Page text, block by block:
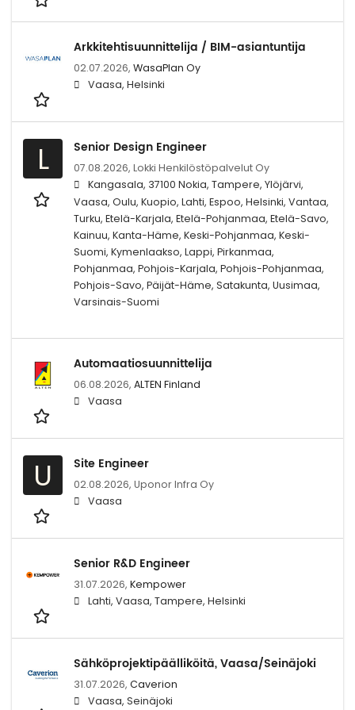
Arkkitehtisuunnittelija / BIM-asiantuntija
02.07.2026, WasaPlan Oy
Vaasa, Helsinki
L Senior Design Engineer
07.08.2026, Lokki Henkilöstöpalvelut Oy
Kangasala, 37100 Nokia, Tampere, Ylöjärvi,
Vaasa, Oulu, Kuopio, Lahti, Espoo, Helsinki, Vantaa,
Turku, Etelä-Karjala, Etelä-Pohjanmaa, Etelä-Savo,
Kainuu, Kanta-Häme, Keski-Pohjanmaa, Keski-
Suomi, Kymenlaakso, Lappi, Pirkanmaa,
Pohjanmaa, Pohjois-Karjala, Pohjois-Pohjanmaa,
Pohjois-Savo, Päijät-Häme, Satakunta, Uusimaa,
Varsinais-Suomi
Automaatiosuunnittelija
06.08.2026, ALTEN Finland
Vaasa
U Site Engineer
02.08.2026, Uponor Infra Oy
Vaasa
Senior R&D Engineer
31.07.2026, Kempower
Lahti, Vaasa, Tampere, Helsinki
Sähköprojektipäälliköitä, Vaasa/Seinäjoki
31.07.2026, Caverion
Vaasa, Seinäjoki